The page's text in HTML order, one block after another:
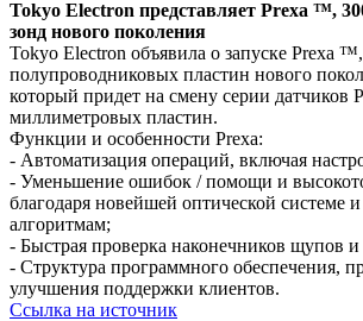
Tokyo Electron представляет Prexa ™,
зонд нового поколения
Tokyo Electron объявила о запуске Prexa
полупроводниковых пластин нового
который придет на смену серии датчиков
миллиметровых пластин.
Функции и особенности Prexa:
- Автоматизация операций, включая
- Уменьшение ошибок / помощи и
благодаря новейшей оптической системе
алгоритмам;
- Быстрая проверка наконечников щупов
- Структура программного обеспечения,
улучшения поддержки клиентов.
Ссылка на источник